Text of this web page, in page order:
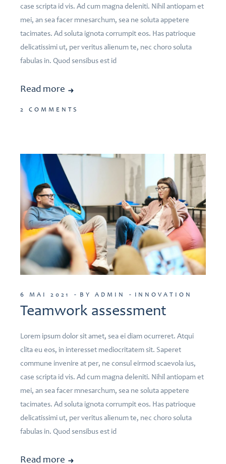
case scripta id vis. Ad cum magna deleniti. Nihil antiopam et
mei, an sea facer mnesarchum, sea ne soluta appetere
tacimates. Ad soluta ignota corrumpit eos. Has patrioque
delicatissimi ut, per veritus alienum te, nec choro soluta
fabulas in. Quod sensibus est id
Read more
2 COMMENTS
6 MAI 2021 BY ADMIN INNOVATION
Teamwork assessment
Lorem ipsum dolor sit amet, sea ei diam ocurreret. Atqui
clita eu eos, in interesset mediocritatem sit. Saperet
commune invenire at per, ne consul eirmod scaevola ius,
case scripta id vis. Ad cum magna deleniti. Nihil antiopam et
mei, an sea facer mnesarchum, sea ne soluta appetere
tacimates. Ad soluta ignota corrumpit eos. Has patrioque
delicatissimi ut, per veritus alienum te, nec choro soluta
fabulas in. Quod sensibus est id
Read more